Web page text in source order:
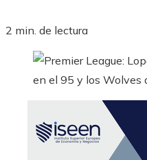
2 min. de lectura